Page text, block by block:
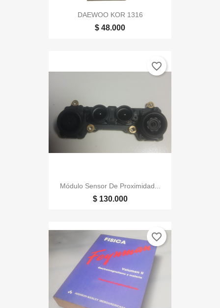
DAEWOO KOR 1316
$ 48.000
Módulo Sensor De Proximidad...
$ 130.000
favorite_border
favorite_border